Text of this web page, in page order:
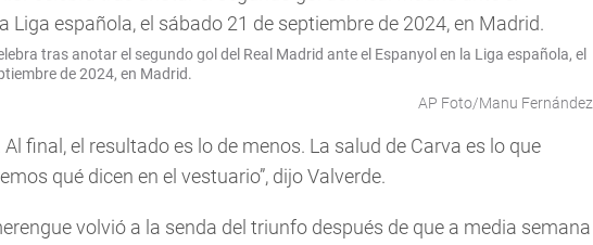
tras anotar el segundo gol del Real Madrid ante el Espanyol en la Liga española, el
de 2024, en Madrid.
AP Foto/Manu Fernández
Al final, el resultado es lo de menos. La salud de Carva es lo que
qué dicen en el vestuario”, dijo Valverde.
volvió a la senda del triunfo después de que a media semana